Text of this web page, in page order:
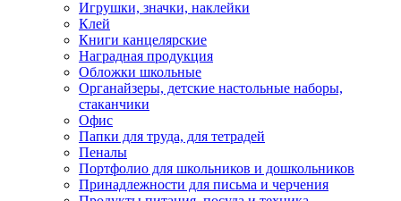
Игрушки, значки, наклейки
Клей
Книги канцелярские
Наградная продукция
Обложки школьные
Органайзеры, детские настольные наборы,
стаканчики
Офис
Папки для труда, для тетрадей
Пеналы
Портфолио для школьников и дошкольников
Принадлежности для письма и черчения